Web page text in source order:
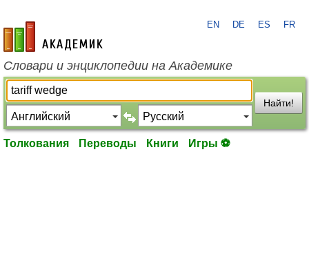
academic.ru
EN DE ES FR
Словари и энциклопедии на Академике
Найти!
Толкования Переводы Книги Игры ⚽